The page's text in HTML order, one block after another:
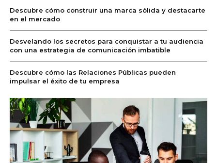
Descubre cómo construir una marca sólida y destacarte
en el mercado
Desvelando los secretos para conquistar a tu audiencia
con una estrategia de comunicación imbatible
Descubre cómo las Relaciones Públicas pueden
impulsar el éxito de tu empresa